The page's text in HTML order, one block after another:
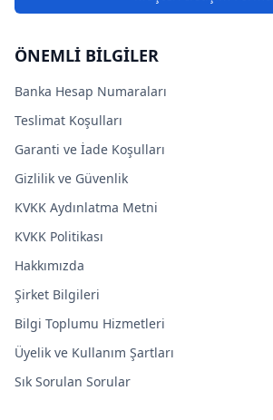
ÖNEMLİ BİLGİLER
Banka Hesap Numaraları
Teslimat Koşulları
Garanti ve İade Koşulları
Gizlilik ve Güvenlik
KVKK Aydınlatma Metni
KVKK Politikası
Hakkımızda
Şirket Bilgileri
Bilgi Toplumu Hizmetleri
Üyelik ve Kullanım Şartları
Sık Sorulan Sorular